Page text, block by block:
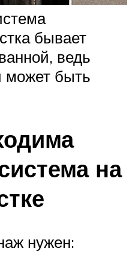
бывает
ведь
может быть
на
нужен: